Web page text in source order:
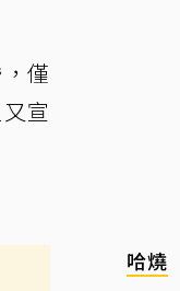
僅
宣
哈燒